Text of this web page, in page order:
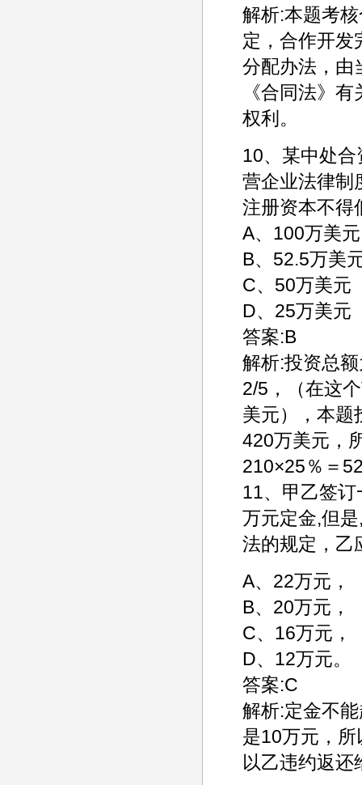
解析:本题考
定，合作开发
分配办法，由
《合同法》
权利。
10、某中处
营企业法律制
注册资本不得
A、100万美元
B、52.5万美
C、50万美元
D、25万美元
答案:B
解析:投资总
2/5，（在这
美元），本题
420万美元，
210×25％＝
11、甲乙签
万元定金,但
法的规定，乙
A、22万元，
B、20万元，
C、16万元，
D、12万元。
答案:C
解析:定金不
是10万元，
以乙违约返